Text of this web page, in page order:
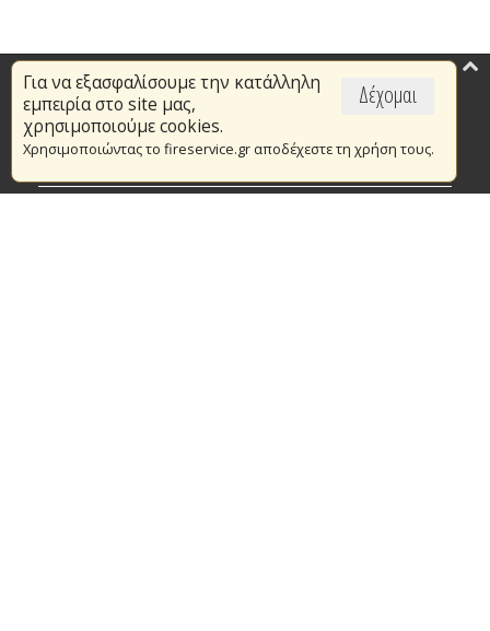
Δέχομαι
Για να εξασφαλίσουμε την κατάλληλη
εμπειρία στο site μας,
χρησιμοποιούμε cookies.
Χρησιμοποιώντας το fireservice.gr αποδέχεστε τη χρήση τους.
Επικαιρότητα
Το Πυροσβεστικό Σώμα